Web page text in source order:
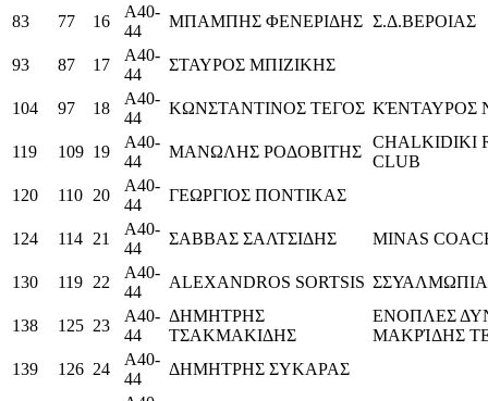
83
77 16
Α40-
44
ΜΠΑΜΠΗΣ ΦΕΝΕΡΙΔΗΣ Σ.Δ.ΒΕΡΟΙΑΣ
93 87 17
Α40-
44
ΣΤΑΥΡΟΣ ΜΠΙΖΙΚΗΣ
104 97 18
Α40-
44
ΚΩΝΣΤΑΝΤΙΝΟΣ ΤΕΓΟΣ ΚΈΝΤΑΥΡΟΣ
119 109 19
Α40-
44
ΜΑΝΩΛΗΣ ΡΟΔΟΒΙΤΗΣ
CHALKIDIKI
CLUB
120
110 20
Α40-
44
ΓΕΩΡΓΙΟΣ ΠΟΝΤΙΚΑΣ
124 114 21
Α40-
44
ΣΑΒΒΑΣ ΣΑΛΤΣΙΔΗΣ MINAS
130 119 22
Α40-
44
ALEXANDROS SORTSIS
138 125 23
Α40-
44
ΔΗΜΗΤΡΗΣ
ΤΣΑΚΜΑΚΙΔΗΣ
ΕΝΟΠΛΕΣ
ΜΑΚΡΊΔΗΣ
139
126 24
Α40-
44
ΔΗΜΗΤΡΗΣ ΣΥΚΑΡΑΣ